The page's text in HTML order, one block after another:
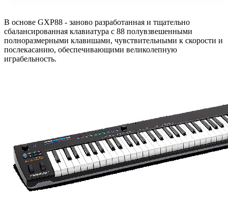
В основе GXP88 - заново разработанная и тщательно
сбалансированная клавиатура с 88 полувзвешенными
полноразмерными клавишами, чувствительными к скорости и
послекасанию, обеспечивающими великолепную
играбельность.